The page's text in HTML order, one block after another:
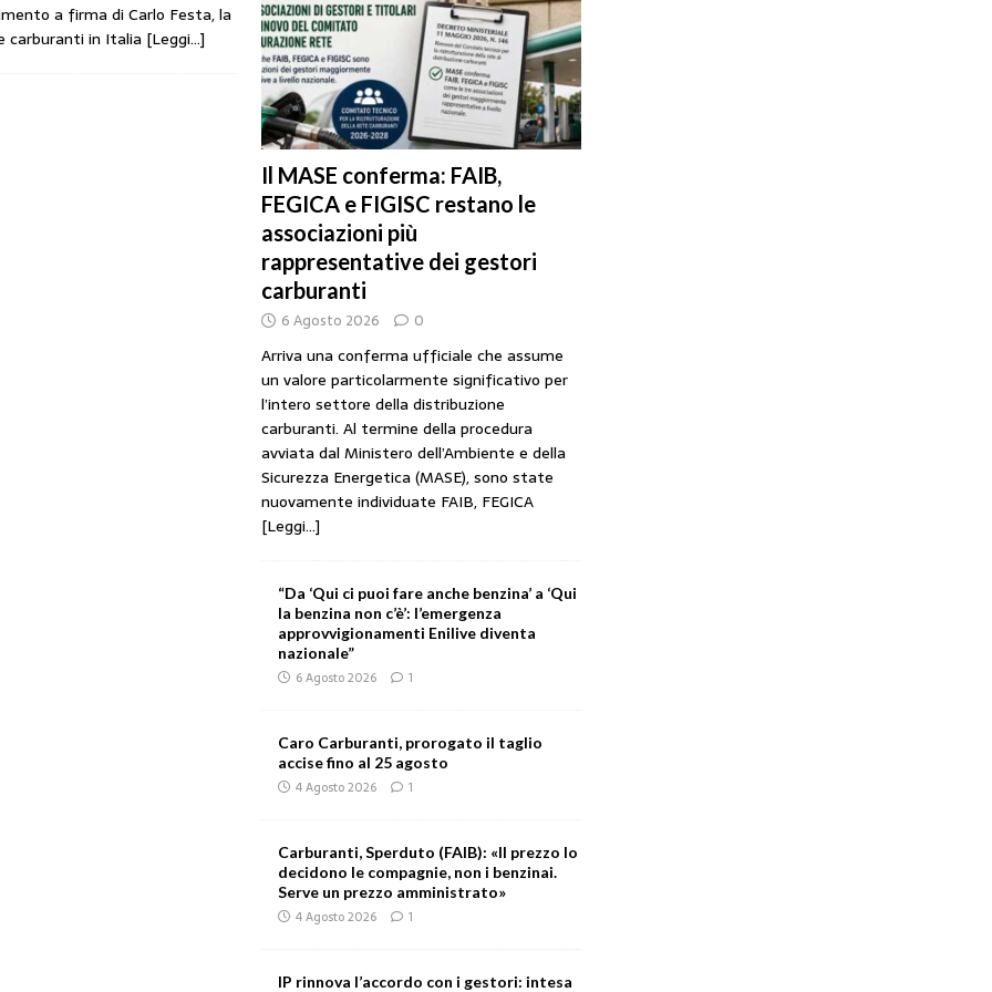
i gestori: intesa triennale firmata con Faib, Fegica e Figisc
COMUNICATI
Mimit: “I gestori non decidono i prezzi. Basta scaricare su di loro le
è libero: i controlli non diventino una presunzione di colpevolezza
SUI PRODOTTI ADULTERATI: ALTRA SITUAZIONE GRAVE MA NON SERIA
a firma di Carlo Festa, la
carburanti in Italia [Leggi…]
Il MASE conferma: FAIB,
FEGICA e FIGISC restano le
associazioni più
rappresentative dei gestori
carburanti
6 Agosto 2026 0
Arriva una conferma ufficiale che assume
un valore particolarmente significativo per
l’intero settore della distribuzione
carburanti. Al termine della procedura
avviata dal Ministero dell’Ambiente e della
Sicurezza Energetica (MASE), sono state
nuovamente individuate FAIB, FEGICA
[Leggi...]
“Da ‘Qui ci puoi fare anche benzina’ a ‘Qui
la benzina non c’è’: l’emergenza
approvvigionamenti Enilive diventa
nazionale”
6 Agosto 2026 1
Caro Carburanti, prorogato il taglio
accise fino al 25 agosto
4 Agosto 2026 1
Carburanti, Sperduto (FAIB): «Il prezzo lo
decidono le compagnie, non i benzinai.
Serve un prezzo amministrato»
4 Agosto 2026 1
IP rinnova l’accordo con i gestori: intesa